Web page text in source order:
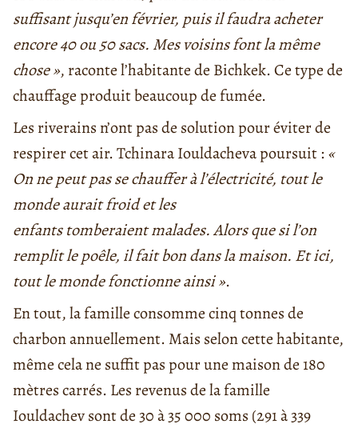
suffisant jusqu’en février, puis il faudra acheter
encore 40 ou 50 sacs. Mes voisins font la même
chose », raconte l’habitante de Bichkek. Ce type de
chauffage produit beaucoup de fumée.
Les riverains n’ont pas de solution pour éviter de
respirer cet air. Tchinara Iouldacheva poursuit : «
On ne peut pas se chauffer à l’électricité, tout le
monde aurait froid et les
enfants tomberaient malades. Alors que si l’on
remplit le poêle, il fait bon dans la maison. Et ici,
tout le monde fonctionne ainsi ».
En tout, la famille consomme cinq tonnes de
charbon annuellement. Mais selon cette habitante,
même cela ne suffit pas pour une maison de 180
mètres carrés. Les revenus de la famille
Iouldachev sont de 30 à 35 000 soms (291 à 339